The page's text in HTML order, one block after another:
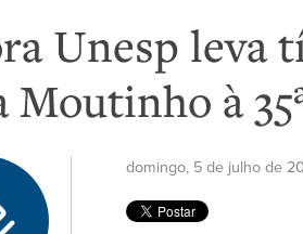
Unesp leva
Moutinho à
domingo, 5 de julho de